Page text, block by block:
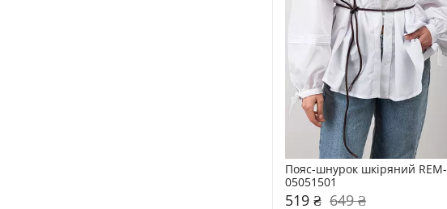
Пояс-шнурок шкіряний REM-
05051501
519 ₴ 649 ₴